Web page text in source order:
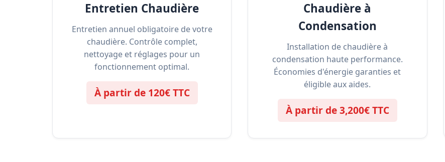
Entretien Chaudière
Entretien annuel obligatoire de votre
chaudière. Contrôle complet,
nettoyage et réglages pour un
fonctionnement optimal.
À partir de 120€ TTC
Chaudière à
Condensation
Installation de chaudière à
condensation haute performance.
Économies d'énergie garanties et
éligible aux aides.
À partir de 3,200€ TTC